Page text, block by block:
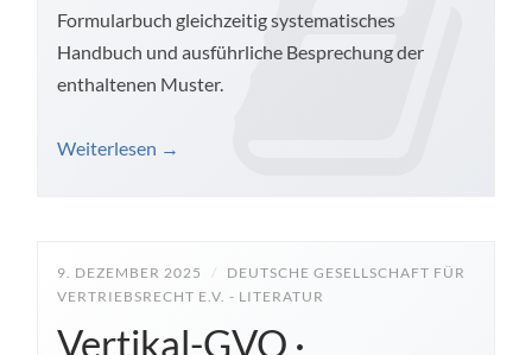
Formularbuch gleichzeitig systematisches
Handbuch und ausführliche Besprechung der
enthaltenen Muster.
Weiterlesen →
9. DEZEMBER 2025 /
DEUTSCHE GESELLSCHAFT FÜR
VERTRIEBSRECHT E.V. - LITERATUR
Vertikal-GVO ·